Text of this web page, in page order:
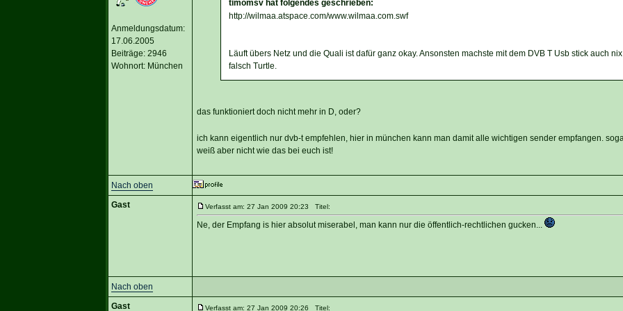
Anmeldungsdatum:
17.06.2005
Beiträge: 2946
Wohnort: München
timomsv hat folgendes geschrieben:
http://wilmaa.atspace.com/www.wilmaa.com.swf
Läuft übers Netz und die Quali ist dafür ganz okay. Ansonsten machste mit dem DVB T Usb stick auch nix
falsch Turtle.
das funktioniert doch nicht mehr in D, oder?
ich kann eigentlich nur dvb-t empfehlen, hier in münchen kann man damit alle wichtigen sender empfangen.
weiß aber nicht wie das bei euch ist!
Nach oben
Gast
Verfasst am: 27 Jan 2009 20:23 Titel:
Ne, der Empfang is hier absolut miserabel, man kann nur die öffentlich-rechtlichen gucken...
Nach oben
Gast
Verfasst am: 27 Jan 2009 20:26 Titel: